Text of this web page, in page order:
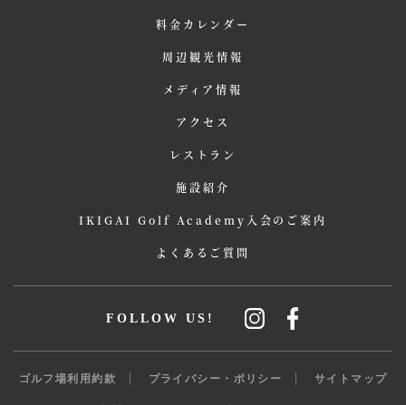
料金カレンダー
周辺観光情報
メディア情報
アクセス
レストラン
施設紹介
IKIGAI Golf Academy入会のご案内
よくあるご質問
FOLLOW US!
ゴルフ場利用約款 プライバシー・ポリシー サイトマップ